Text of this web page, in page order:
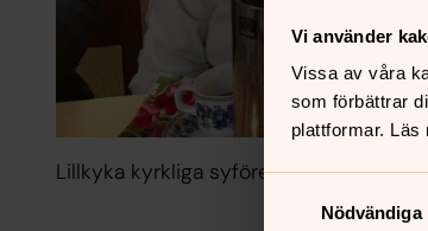
Vi använder
Vissa av våra
som förbättrar
plattformar. Läs
Samtyckesval
Nödvändiga
Lillkyka kyrkliga syförening fikar